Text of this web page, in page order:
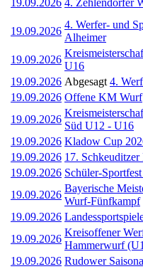
19.09.2026
4. Werfer- und
Alheimer
19.09.2026
U16
19.09.2026 Abgesagt 4.
19.09.2026 Offene KM Wurf
19.09.2026
Süd U12 - U16
19.09.2026 Kladow Cup
19.09.2026 17. Schkeuditzer
19.09.2026 Schüler-
19.09.2026
Bayerische
Wurf-Fünfkampf
19.09.2026
19.09.2026
Kreisoffener
Hammerwurf
19.09.2026 Rudower